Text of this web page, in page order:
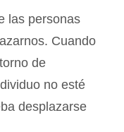
las personas
Cuando
de
no esté
desplazarse